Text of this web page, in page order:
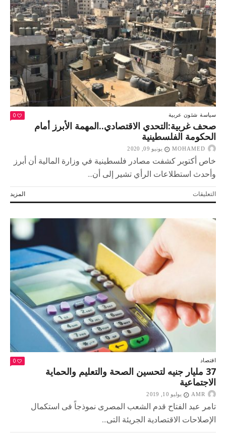
مغلقة
سياسة شئون عربية 0
صحف غربية:التحدي الاقتصادي..المهمة الأبرز أمام
الحكومة الفلسطينية
MOHAMED يونيو 09, 2020
خاص أكتوبر كشفت مصادر فلسطينية في وزارة المالية أن أبرز
وأحدث استطلاعات الرأي تشير إلى أن...
المزيد التعليقاتعلى
صحف
الاقتصادي..المهمة
الفلسطينية
اقتصاد 0
37 مليار جنيه لتحسين الصحة والتعليم والحماية
الاجتماعية
AMR يوليو 10, 2019
تامر عبد الفتاح قدم الشعب المصرى نموذجاً فى استكمال
الإصلاحات الاقتصادية الجريئة التى...